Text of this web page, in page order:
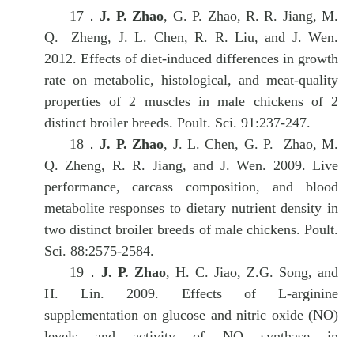
17．J. P. Zhao, G. P. Zhao, R. R. Jiang, M.
Q. Zheng, J. L. Chen, R. R. Liu, and J. Wen.
2012. Effects of diet-induced differences in growth
rate on metabolic, histological, and meat-quality
properties of 2 muscles in male chickens of 2
distinct broiler breeds. Poult. Sci. 91:237-247.
18．J. P. Zhao, J. L. Chen, G. P. Zhao, M.
Q. Zheng, R. R. Jiang, and J. Wen. 2009. Live
performance, carcass composition, and blood
metabolite responses to dietary nutrient density in
two distinct broiler breeds of male chickens. Poult.
Sci. 88:2575-2584.
19． J. P. Zhao, H. C. Jiao, Z.G. Song, and
H. Lin. 2009. Effects of L-arginine
supplementation on glucose and nitric oxide (NO)